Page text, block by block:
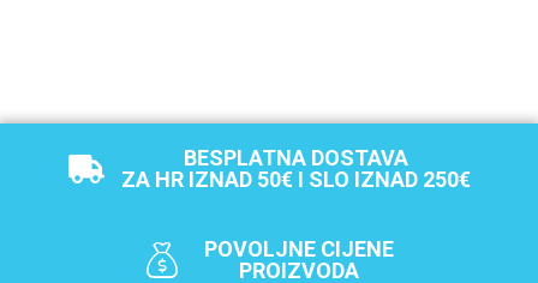
BESPLATNA DOSTAVA
ZA HR IZNAD 50€ I SLO IZNAD 250€
POVOLJNE CIJENE
PROIZVODA